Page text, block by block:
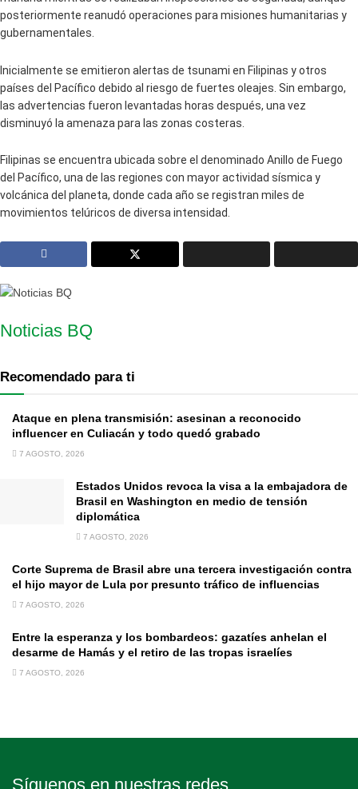
posteriormente reanudó operaciones para misiones humanitarias y
gubernamentales.
Inicialmente se emitieron alertas de tsunami en Filipinas y otros
países del Pacífico debido al riesgo de fuertes oleajes. Sin embargo,
las advertencias fueron levantadas horas después, una vez
disminuyó la amenaza para las zonas costeras.
Filipinas se encuentra ubicada sobre el denominado Anillo de Fuego
del Pacífico, una de las regiones con mayor actividad sísmica y
volcánica del planeta, donde cada año se registran miles de
movimientos telúricos de diversa intensidad.
Noticias BQ
Recomendado para ti
Ataque en plena transmisión: asesinan a reconocido
influencer en Culiacán y todo quedó grabado
7 AGOSTO, 2026
Estados Unidos revoca la visa a la embajadora de
Brasil en Washington en medio de tensión
diplomática
7 AGOSTO, 2026
Corte Suprema de Brasil abre una tercera investigación contra
el hijo mayor de Lula por presunto tráfico de influencias
7 AGOSTO, 2026
Entre la esperanza y los bombardeos: gazatíes anhelan el
desarme de Hamás y el retiro de las tropas israelíes
7 AGOSTO, 2026
Síguenos en nuestras redes